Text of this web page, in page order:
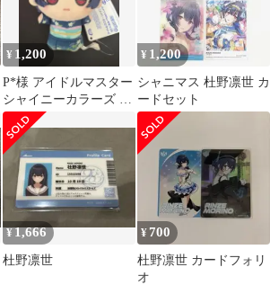
¥ 1,200
P*様 アイドルマスター
シャイニーカラーズ 杜
野凛世 ちびぐるみ
¥ 1,200
シャニマス 杜野凛世 カ
ードセット
¥1,666
杜野凛世
¥ 700
杜野凛世 カードフォリ
オ